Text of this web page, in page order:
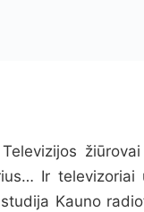
Ir televizoriai
Kauno